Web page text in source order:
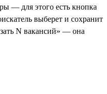
— для этого есть кнопка
выберет и сохранит
N вакансий» — она